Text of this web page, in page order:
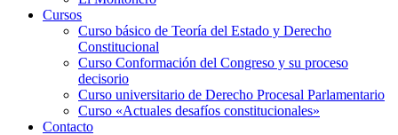
Cursos
Curso básico de Teoría del Estado y Derecho
Constitucional
Curso Conformación del Congreso y su proceso
decisorio
Curso universitario de Derecho Procesal Parlamentario
Curso «Actuales desafíos constitucionales»
Contacto